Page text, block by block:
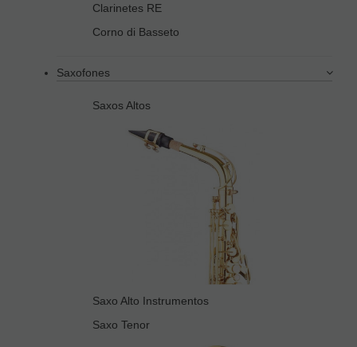
Clarinetes RE
Corno di Basseto
Saxofones
Saxos Altos
Saxo Alto Instrumentos
Saxo Tenor